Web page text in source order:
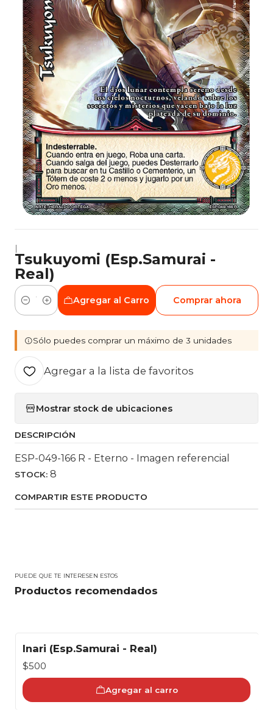
|
Tsukuyomi (Esp.Samurai -
Real)
Cantidad
Agregar al Carro Comprar ahora
Sólo puedes comprar un máximo de 3 unidades
Agregar a la lista de favoritos
Mostrar stock de ubicaciones
DESCRIPCIÓN
ESP-049-166 R - Eterno - Imagen referencial
STOCK: 8
COMPARTIR ESTE PRODUCTO
PUEDE QUE TE INTERESEN ESTOS
Productos recomendados
Inari (Esp.Samurai - Real)
$500
Agregar al carro